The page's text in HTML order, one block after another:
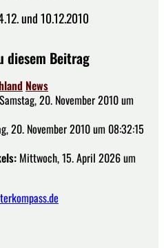
und 10.12.2010
diesem Beitrag
News
Samstag, 20. November 2010 um
20. November 2010 um 08:32:15
Mittwoch, 15. April 2026 um